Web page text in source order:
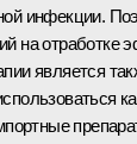
инфекции.
на отработке
является